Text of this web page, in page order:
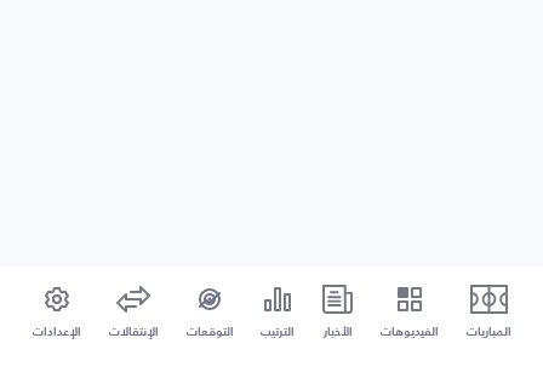
المباريات الفيديوهات الأخبار الترتيب التوقعات الإنتقالات الإعدادات